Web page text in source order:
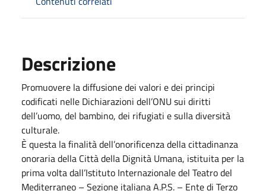
Descrizione
Promuovere la diffusione dei valori e dei principi
codificati nelle Dichiarazioni dell’ONU sui diritti
dell’uomo, del bambino, dei rifugiati e sulla diversità
culturale.
È questa la finalità dell’onorificenza della cittadinanza
onoraria della Città della Dignità Umana, istituita per la
prima volta dall’Istituto Internazionale del Teatro del
Mediterraneo – Sezione italiana A.P.S. – Ente di Terzo